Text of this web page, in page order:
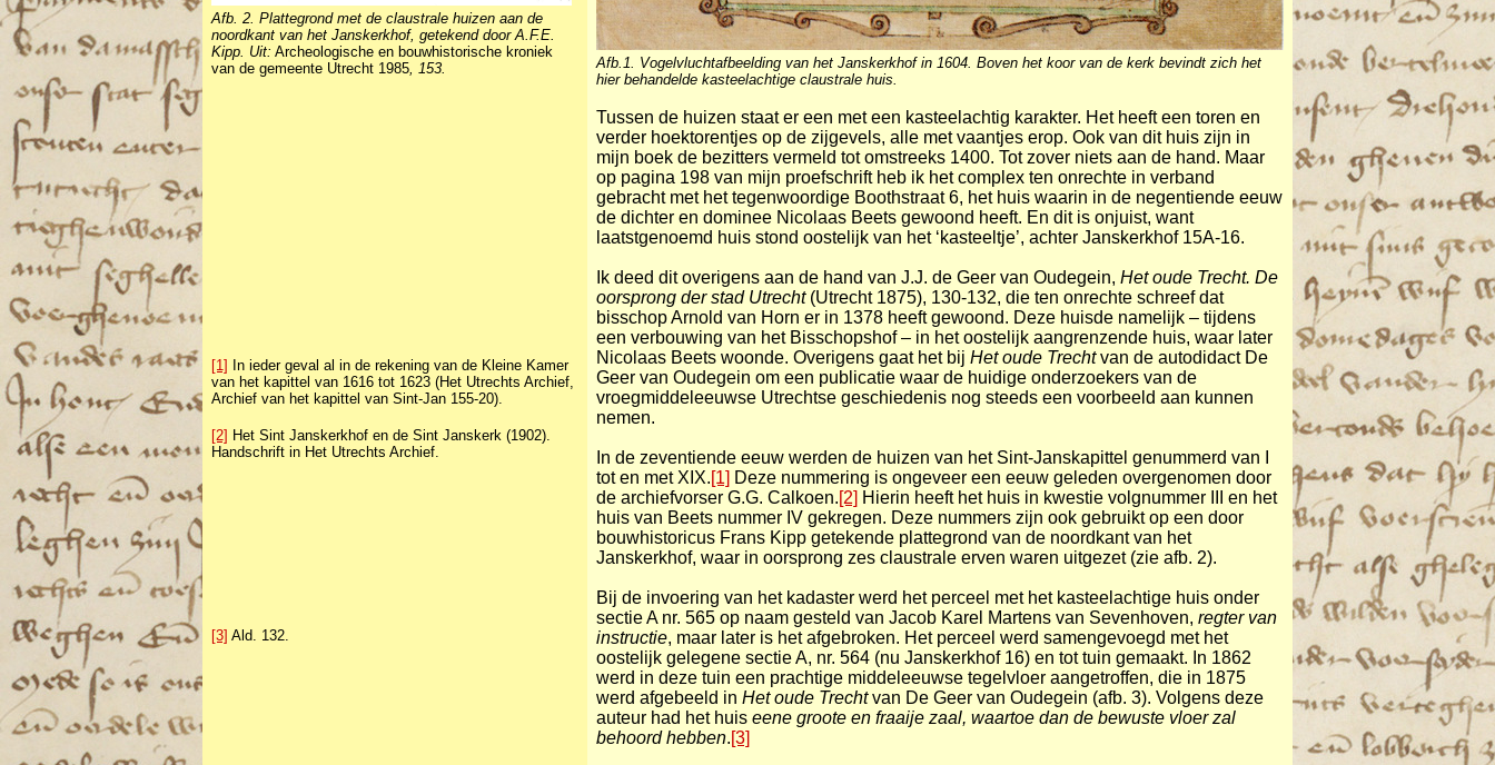
Afb. 2. Plattegrond met de claustrale huizen aan de
noordkant van het Janskerkhof, getekend door A.F.E.
Kipp. Uit: Archeologische en bouwhistorische kroniek
van de gemeente Utrecht 1985, 153.
[1]
In ieder geval al in de rekening van de Kleine Kamer
van het kapittel van 1616 tot 1623 (Het Utrechts Archief,
Archief van het kapittel van Sint-Jan 155-20).
[2] Het Sint Janskerkhof en de Sint Janskerk (1902).
Handschrift in Het Utrechts Archief.
[3] Ald. 132.
Afb.1. Vogelvluchtafbeelding van het Janskerkhof in 1604. Boven het koor van de kerk bevindt zich het
hier behandelde kasteelachtige claustrale huis.
Tussen de huizen staat er een met een kasteelachtig karakter. Het heeft een toren en
verder hoektorentjes op de zijgevels, alle met vaantjes erop. Ook van dit huis zijn in
mijn boek de bezitters vermeld tot omstreeks 1400. Tot zover niets aan de hand. Maar
op pagina 198 van mijn proefschrift heb ik het complex ten onrechte in verband
gebracht met het tegenwoordige Boothstraat 6, het huis waarin in de negentiende eeuw
de dichter en dominee Nicolaas Beets gewoond heeft. En dit is onjuist, want
laatstgenoemd huis stond oostelijk van het ‘kasteeltje’, achter Janskerkhof 15A-16.
Ik deed dit overigens aan de hand van J.J. de Geer van Oudegein, Het oude Trecht. De
oorsprong der stad Utrecht(Utrecht 1875), 130-132, die ten onrechte schreef dat
bisschop Arnold van Horn er in 1378 heeft gewoond. Deze huisde namelijk – tijdens
een verbouwing van het Bisschopshof – in het oostelijk aangrenzende huis, waar later
Nicolaas Beets woonde. Overigens gaat het bij Het oude Trechtvan de autodidact De
Geer van Oudegein om een publicatie waar de huidige onderzoekers van de
vroegmiddeleeuwse Utrechtse geschiedenis nog steeds een voorbeeld aan kunnen
nemen.
In de zeventiende eeuw werden de huizen van het Sint-Janskapittel genummerd van I
tot en met XIX.[1] Deze nummering is ongeveer een eeuw geleden overgenomen door
de archiefvorser G.G. Calkoen.[2] Hierin heeft het huis in kwestie volgnummer III en het
huis van Beets nummer IV gekregen. Deze nummers zijn ook gebruikt op een door
bouwhistoricus Frans Kipp getekende plattegrond van de noordkant van het
Janskerkhof, waar in oorsprong zes claustrale erven waren uitgezet (zie afb. 2).
Bij de invoering van het kadaster werd het perceel met het kasteelachtige huis onder
sectie A nr. 565 op naam gesteld van Jacob Karel Martens van Sevenhoven, regter van
instructie, maar later is het afgebroken. Het perceel werd samengevoegd met het
oostelijk gelegene sectie A, nr. 564 (nu Janskerkhof 16) en tot tuin gemaakt. In 1862
werd in deze tuin een prachtige middeleeuwse tegelvloer aangetroffen, die in 1875
werd afgebeeld in Het oude Trechtvan De Geer van Oudegein (afb. 3). Volgens deze
auteur had het huis eene groote en fraaije zaal, waartoe dan de bewuste vloer zal
behoord hebben.[3]